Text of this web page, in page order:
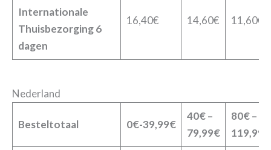
Internationale
Thuisbezorging 6
dagen
16,40€ 14,60€ 11,60€
Nederland
Besteltotaal 0€-39,99€
40€ –
79,99€
80€ –
119,99€